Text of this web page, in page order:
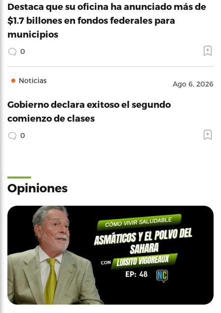
Destaca que su oficina ha anunciado más de
$1.7 billones en fondos federales para
municipios
0
Noticias Ago 6, 2026
Gobierno declara exitoso el segundo
comienzo de clases
0
Opiniones